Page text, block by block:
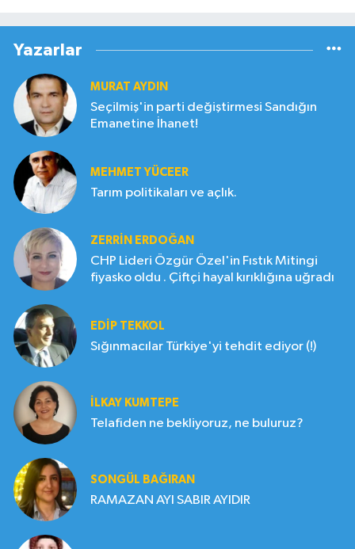
Yazarlar
MURAT AYDIN
Seçilmiş'in parti değiştirmesi Sandığın
Emanetine İhanet!
MEHMET YÜCEER
Tarım politikaları ve açlık.
ZERRIN ERDOĞAN
CHP Lideri Özgür Özel'in Fıstık Mitingi
fiyasko oldu . Çiftçi hayal kırıklığına uğradı
EDIP TEKKOL
Sığınmacılar Türkiye'yi tehdit ediyor (!)
İLKAY KUMTEPE
Telafiden ne bekliyoruz, ne buluruz?
SONGÜL BAĞIRAN
RAMAZAN AYI SABIR AYIDIR